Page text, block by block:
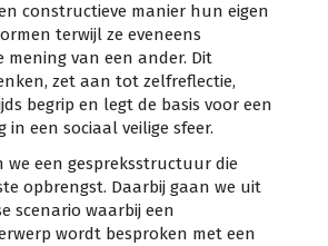
constructieve manier hun eigen
terwijl ze eveneens
mening van een ander. Dit
zet aan tot zelfreflectie,
begrip en legt de basis voor een
in een sociaal veilige sfeer.
we een gespreksstructuur die
opbrengst. Daarbij gaan we uit
scenario waarbij een
wordt besproken met een